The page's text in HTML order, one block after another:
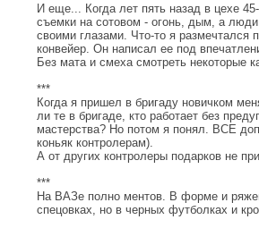
И еще... Когда лет пять назад в цехе
съемки на сотовом - огонь, дым, а
своими глазами. Что-то я
конвейер. Он написал ее под
Без мата и смеха смотреть некоторые
***
Когда я пришел в бригаду новичком
ли те в бригаде, кто работает без
мастерства? Но потом я понял. ВСЕ
коньяк контролерам).
А от других контролеры подарков не
***
На ВАЗе полно ментов. В форме и
спецовках, но в черных футболках и